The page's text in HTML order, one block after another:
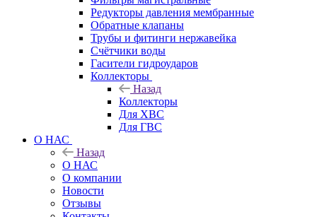
Редукторы давления мембранные
Обратные клапаны
Трубы и фитинги нержавейка
Счётчики воды
Гасители гидроударов
Коллекторы
Назад
Коллекторы
Для ХВС
Для ГВС
О НАС
Назад
О НАС
О компании
Новости
Отзывы